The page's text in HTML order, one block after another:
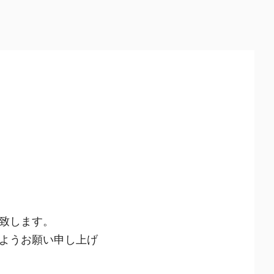
します。
うお願い申し上げ